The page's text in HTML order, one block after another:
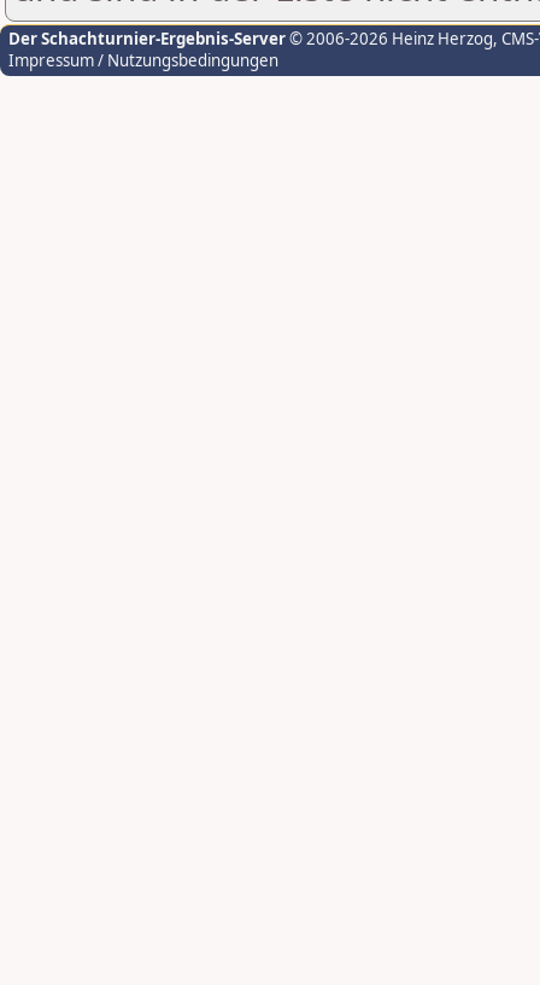
Der Schachturnier-Ergebnis-Server© 2006-2026 Heinz Herzog,
Impressum / Nutzungsbedingungen